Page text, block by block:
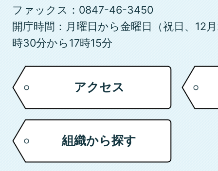
ファックス：0847-46-3450
開庁時間：月曜日から金曜日（祝日、12
時30分から17時15分
アクセス
組織から探す